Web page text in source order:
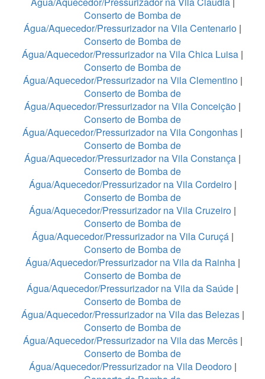
Conserto de Bomba de
Água/Aquecedor/Pressurizador na Vila Centenario |
Conserto de Bomba de
Água/Aquecedor/Pressurizador na Vila Chica Luisa |
Conserto de Bomba de
Água/Aquecedor/Pressurizador na Vila Clementino|
Conserto de Bomba de
Água/Aquecedor/Pressurizador na Vila Conceição |
Conserto de Bomba de
Água/Aquecedor/Pressurizador na Vila Congonhas |
Conserto de Bomba de
Água/Aquecedor/Pressurizador na Vila Constança |
Conserto de Bomba de
Água/Aquecedor/Pressurizador na Vila Cordeiro|
Conserto de Bomba de
Água/Aquecedor/Pressurizador na Vila Cruzeiro |
Conserto de Bomba de
Água/Aquecedor/Pressurizador na Vila Curuçá |
Conserto de Bomba de
Água/Aquecedor/Pressurizador na Vila da Rainha |
Conserto de Bomba de
Água/Aquecedor/Pressurizador na Vila da Saúde |
Conserto de Bomba de
Água/Aquecedor/Pressurizador na Vila das Belezas|
Conserto de Bomba de
Água/Aquecedor/Pressurizador na Vila das Mercês|
Conserto de Bomba de
Água/Aquecedor/Pressurizador na Vila Deodoro|